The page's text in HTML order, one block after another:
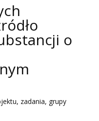
o
zadania, grupy